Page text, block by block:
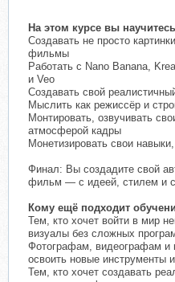
На этом курсе вы
Создавать не просто
фильмы
Работать с Nano Banana,
и Veo
Создавать свой
Мыслить как режиссёр и
Монтировать, озвучивать
атмосферой кадры
Монетизировать свои
Финал: Вы создадите свой
фильм — с идеей, стилем и
Кому ещё подходит
Тем, кто хочет войти в мир
визуалы без сложных
Фотографам, видеографам и
освоить новые инструменты
Тем, кто хочет создавать